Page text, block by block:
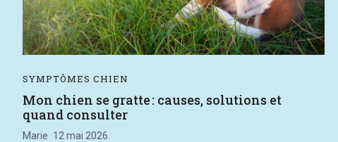
SYMPTÔMES CHIEN
Mon chien se gratte : causes, solutions et
quand consulter
Marie 12 mai 2026